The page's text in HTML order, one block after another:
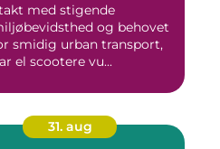
med stigende
og behovet
smidig urban transport,
el scootere vu...
31. aug